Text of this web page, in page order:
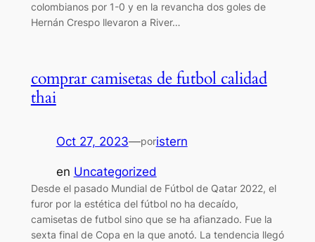
colombianos por 1-0 y en la revancha dos goles de
Hernán Crespo llevaron a River…
comprar camisetas de futbol calidad
thai
Oct 27, 2023—poristern
en Uncategorized
Desde el pasado Mundial de Fútbol de Qatar 2022, el
furor por la estética del fútbol no ha decaído,
camisetas de futbol sino que se ha afianzado. Fue la
sexta final de Copa en la que anotó. La tendencia llegó